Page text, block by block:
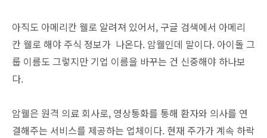
아직도 아메리칸 웰로 알려져 있어서, 구글 검색에서 아메리
칸 웰로 해야 주식 정보가 나온다. 암웰인데 말이다. 아이돌 그
룹 이름도 그렇지만 기업 이름을 바꾸는 건 신중해야 하나보
다.
암웰은 원격 의료 회사로, 영상통화를 통해 환자와 의사를 연
결해주는 서비스를 제공하는 업체이다. 현재 주가가 계속 하락